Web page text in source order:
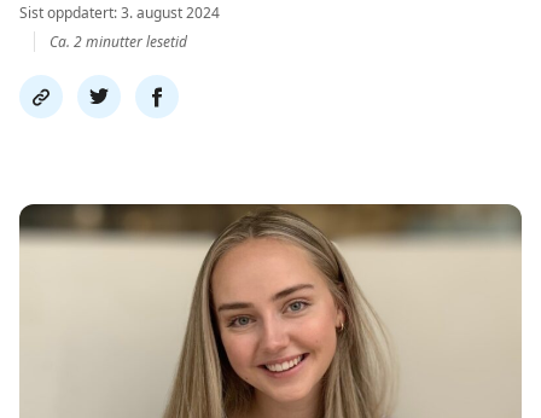
Sist oppdatert: 3. august 2024
Ca. 2 minutter lesetid
Del
link
Del
på
Del
på